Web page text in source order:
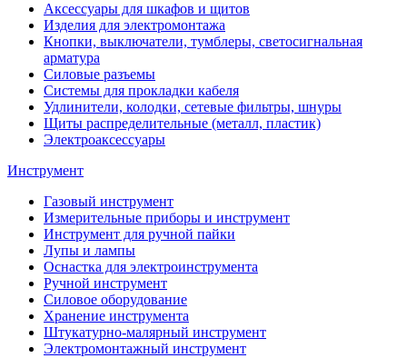
Аксессуары для шкафов и щитов
Изделия для электромонтажа
Кнопки, выключатели, тумблеры, светосигнальная
арматура
Силовые разъемы
Системы для прокладки кабеля
Удлинители, колодки, сетевые фильтры, шнуры
Щиты распределительные (металл, пластик)
Электроаксессуары
Инструмент
Газовый инструмент
Измерительные приборы и инструмент
Инструмент для ручной пайки
Лупы и лампы
Оснастка для электроинструмента
Ручной инструмент
Силовое оборудование
Хранение инструмента
Штукатурно-малярный инструмент
Электромонтажный инструмент